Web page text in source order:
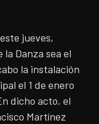
jueves,
Danza sea el
la instalación
el 1 de enero
dicho acto, el
Martínez